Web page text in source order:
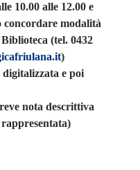
10.00 alle 12.00 e
concordare modalità
(tel. 0432
)
e poi
nota descrittiva